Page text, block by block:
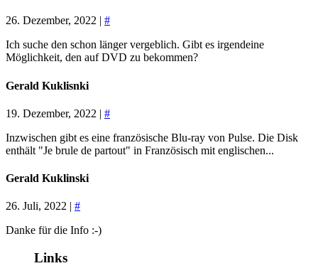
26. Dezember, 2022 | #
Ich suche den schon länger vergeblich. Gibt es irgendeine
Möglichkeit, den auf DVD zu bekommen?
Gerald Kuklisnki
19. Dezember, 2022 | #
Inzwischen gibt es eine französische Blu-ray von Pulse. Die Disk
enthält "Je brule de partout" in Französisch mit englischen...
Gerald Kuklinski
26. Juli, 2022 | #
Danke für die Info :-)
Links